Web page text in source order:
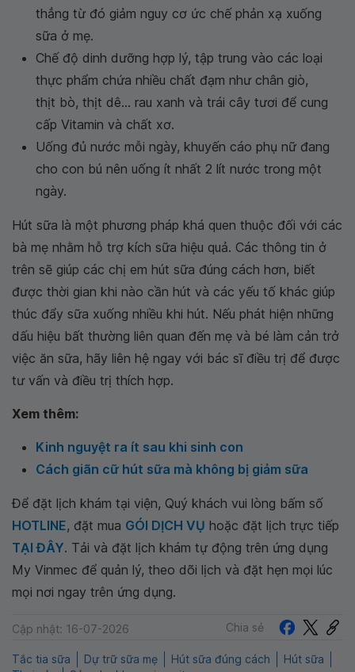
thẳng từ đó giảm nguy cơ ức chế phản xạ xuống
sữa ở mẹ.
Chế độ dinh dưỡng hợp lý, tập trung vào các loại
thực phẩm chứa nhiều chất đạm như chân giò,
thịt bò, thịt dê... rau xanh và trái cây tươi để cung
cấp Vitamin và chất xơ.
Uống đủ nước mỗi ngày, khuyến cáo phụ nữ đang
cho con bú nên uống ít nhất 2 lít nước trong một
ngày.
Hút sữa là một phương pháp khá quen thuộc đối với các
bà mẹ nhằm hỗ trợ kích sữa hiệu quả. Các thông tin ở
trên sẽ giúp các chị em hút sữa đúng cách hơn, biết
được thời gian khi nào cần hút và các yếu tố khác giúp
thúc đẩy sữa xuống nhiều khi hút. Nếu phát hiện những
dấu hiệu bất thường liên quan đến mẹ và bé làm cản trở
việc ăn sữa, hãy liên hệ ngay với bác sĩ điều trị để được
tư vấn và điều trị thích hợp.
Xem thêm:
Kinh nguyệt ra ít sau khi sinh con
Cách giãn cữ hút sữa mà không bị giảm sữa
Để đặt lịch khám tại viện, Quý khách vui lòng bấm số
HOTLINE, đặt mua GÓI DỊCH VỤ hoặc đặt lịch trực tiếp
TẠI ĐÂY. Tải và đặt lịch khám tự động trên ứng dụng
My Vinmec để quản lý, theo dõi lịch và đặt hẹn mọi lúc
mọi nơi ngay trên ứng dụng.
Cập nhật: 16-07-2026 Chia sẻ
Tắc tia sữa Dự trữ sữa mẹ Hút sữa đúng cách
Hút sữa